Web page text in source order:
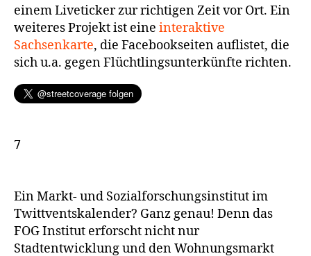
einem Liveticker zur richtigen Zeit vor Ort. Ein
weiteres Projekt ist eine interaktive
Sachsenkarte, die Facebookseiten auflistet, die
sich u.a. gegen Flüchtlingsunterkünfte richten.
7
Ein Markt- und Sozialforschungsinstitut im
Twittventskalender? Ganz genau! Denn das
FOG Institut erforscht nicht nur
Stadtentwicklung und den Wohnungsmarkt